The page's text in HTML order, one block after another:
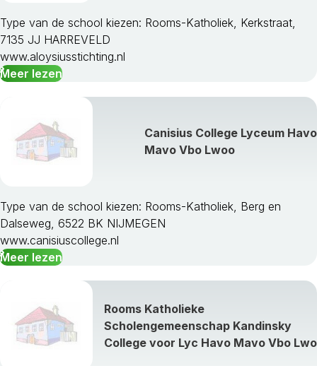
Type van de school kiezen: Rooms-Katholiek, Kerkstraat,
7135 JJ HARREVELD
www.aloysiusstichting.nl
Meer lezen
Canisius College Lyceum Havo
Mavo Vbo Lwoo
Type van de school kiezen: Rooms-Katholiek, Berg en
Dalseweg, 6522 BK NIJMEGEN
www.canisiuscollege.nl
Meer lezen
Rooms Katholieke
Scholengemeenschap Kandinsky
College voor Lyc Havo Mavo Vbo Lwo